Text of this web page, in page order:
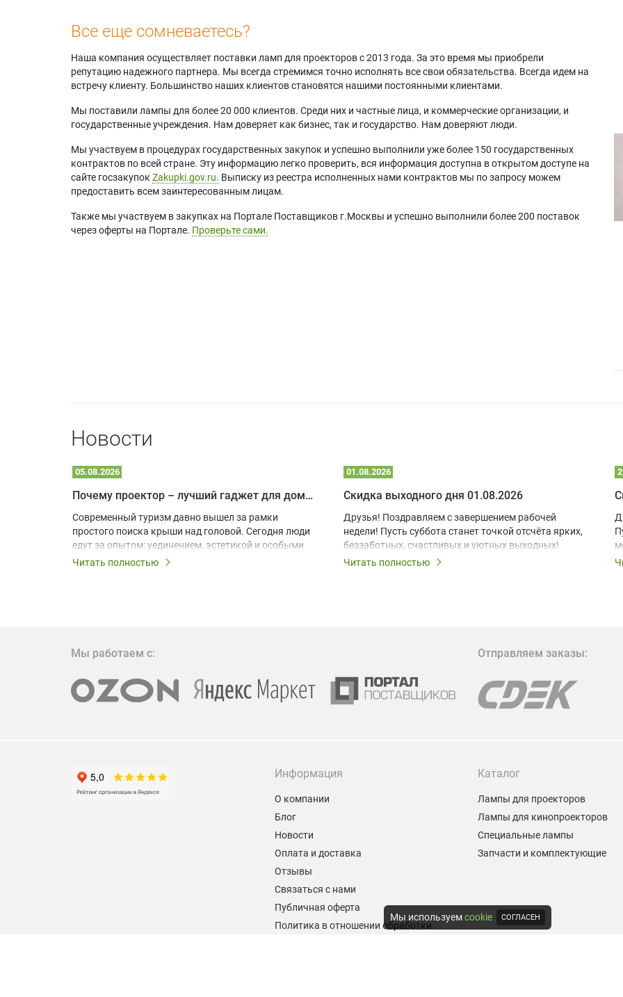
Все еще сомневаетесь?
Наша компания осуществляет поставки ламп для проекторов с 2013 года. За это время мы приобрели
репутацию надежного партнера. Мы всегда стремимся точно исполнять все свои обязательства. Всегда идем на
встречу клиенту. Большинство наших клиентов становятся нашими постоянными клиентами.
Мы поставили лампы для более 20 000 клиентов. Среди них и частные лица, и коммерческие организации, и
государственные учреждения. Нам доверяет как бизнес, так и государство. Нам доверяют люди.
Мы участвуем в процедурах государственных закупок и успешно выполнили уже более 150 государственных
контрактов по всей стране. Эту информацию легко проверить, вся информация доступна в открытом доступе на
сайте госзакупок Zakupki.gov.ru. Выписку из реестра исполненных нами контрактов мы по запросу можем
предоставить всем заинтересованным лицам.
Также мы участвуем в закупках на Портале Поставщиков г.Москвы и успешно выполнили более 200 поставок
через оферты на Портале. Проверьте сами.
Новости
05.08.2026
Почему проектор – лучший гаджет для домика в глэмпинге
Современный туризм давно вышел за рамки
простого поиска крыши над головой. Сегодня люди
едут за опытом: уединением, эстетикой и особыми
ощущениями. Владельцы A-frame домов,
эффективных и бюджетных способов стать
проектора.
Читать полностью
01.08.2026
Скидка выходного дня 01.08.2026
Друзья! Поздравляем с завершением рабочей
недели! Пусть суббота станет точкой отсчёта ярких,
беззаботных, счастливых и уютных выходных!
Читать полностью
Мы работаем с: Отправляем заказы:
Информация
О компании
Блог
Новости
Оплата и доставка
Отзывы
Связаться с нами
Публичная оферта
Политика в отношении обработки
Каталог
Лампы для проекторов
Лампы для кинопроекторов
Специальные лампы
Запчасти и комплектующие
Мы используемcookie СОГЛАСЕН